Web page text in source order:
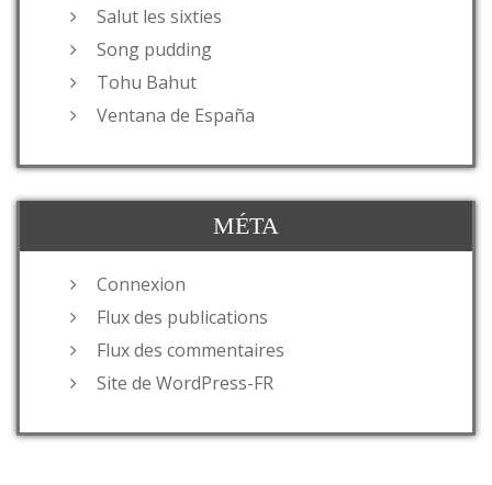
Salut les sixties
Song pudding
Tohu Bahut
Ventana de España
MÉTA
Connexion
Flux des publications
Flux des commentaires
Site de WordPress-FR